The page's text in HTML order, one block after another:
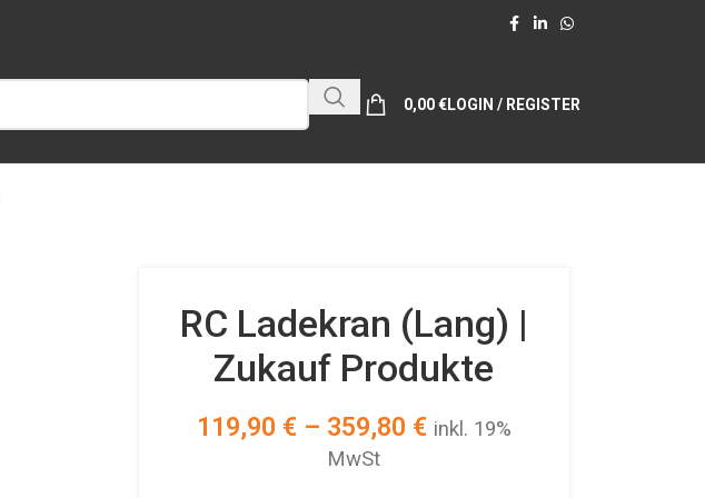
0,00€LOGIN / REGISTER
RC Ladekran (Lang) |
Zukauf Produkte
119,90 €– 359,80 € inkl. 19%
MwSt